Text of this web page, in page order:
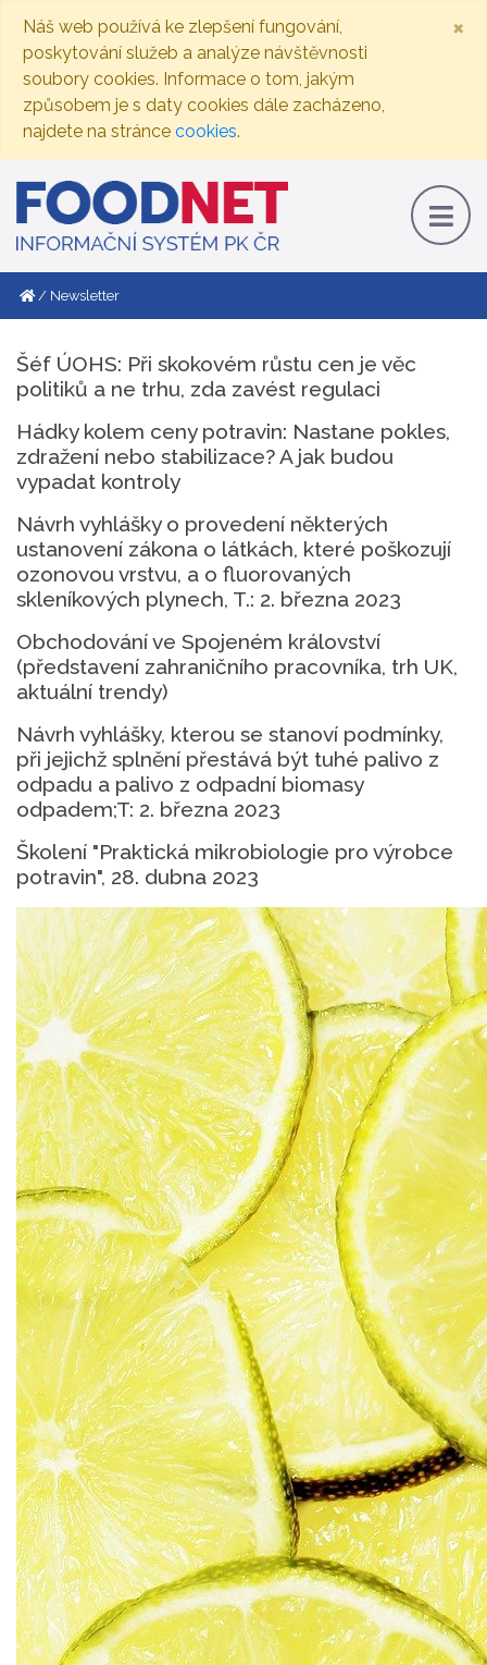
Náš web používá ke zlepšení fungování,
poskytování služeb a analýze návštěvnosti
soubory cookies. Informace o tom, jakým
způsobem je s daty cookies dále zacházeno,
najdete na stránce cookies.
×
Newsletter
Šéf ÚOHS: Při skokovém růstu cen je věc
politiků a ne trhu, zda zavést regulaci
Hádky kolem ceny potravin: Nastane pokles,
zdražení nebo stabilizace? A jak budou
vypadat kontroly
Návrh vyhlášky o provedení některých
ustanovení zákona o látkách, které poškozují
ozonovou vrstvu, a o fluorovaných
skleníkových plynech, T.: 2. března 2023
Obchodování ve Spojeném království
(představení zahraničního pracovníka, trh UK,
aktuální trendy)
Návrh vyhlášky, kterou se stanoví podmínky,
při jejichž splnění přestává být tuhé palivo z
odpadu a palivo z odpadní biomasy
odpadem;T: 2. března 2023
Školení "Praktická mikrobiologie pro výrobce
potravin", 28. dubna 2023